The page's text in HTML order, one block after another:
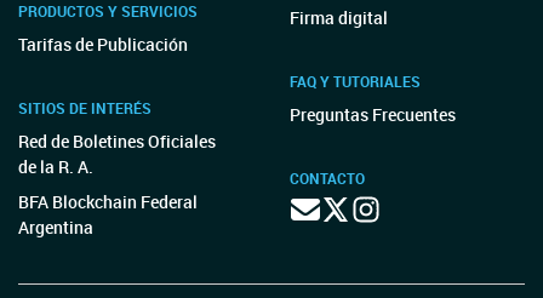
PRODUCTOS Y SERVICIOS
Tarifas de Publicación
SITIOS DE INTERÉS
Red de Boletines Oficiales
de la R. A.
BFA Blockchain Federal
Argentina
Firma digital
FAQ Y TUTORIALES
Preguntas Frecuentes
CONTACTO